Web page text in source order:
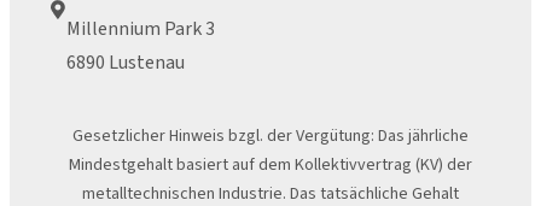
Millennium Park 3
6890 Lustenau
Gesetzlicher Hinweis bzgl. der Vergütung: Das jährliche
Mindestgehalt basiert auf dem Kollektivvertrag (KV) der
metalltechnischen Industrie. Das tatsächliche Gehalt